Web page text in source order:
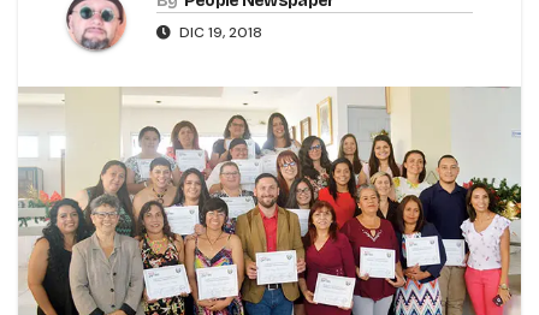
DIC 19, 2018